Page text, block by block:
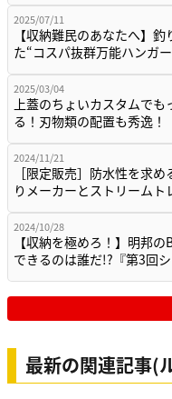
2025/07/11
【収納難民のあなたへ】
た“コスパ抜群万能ハンガ
2025/03/04
上蓋のちょいカスタムで
る！刃物類の配置も秀逸
2024/11/21
［限定販売］防水性を求
りメーカーとストリーム
2024/10/28
【収納を極めろ！】明邦
できるのは誰だ!?『第3回
最新の関連記事(